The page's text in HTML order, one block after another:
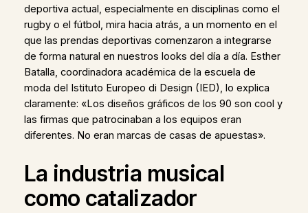
deportiva actual, especialmente en disciplinas como el
rugby o el fútbol, mira hacia atrás, a un momento en el
que las prendas deportivas comenzaron a integrarse
de forma natural en nuestros looks del día a día. Esther
Batalla, coordinadora académica de la escuela de
moda del Istituto Europeo di Design (IED), lo explica
claramente: «Los diseños gráficos de los 90 son cool y
las firmas que patrocinaban a los equipos eran
diferentes. No eran marcas de casas de apuestas».
La industria musical
como catalizador